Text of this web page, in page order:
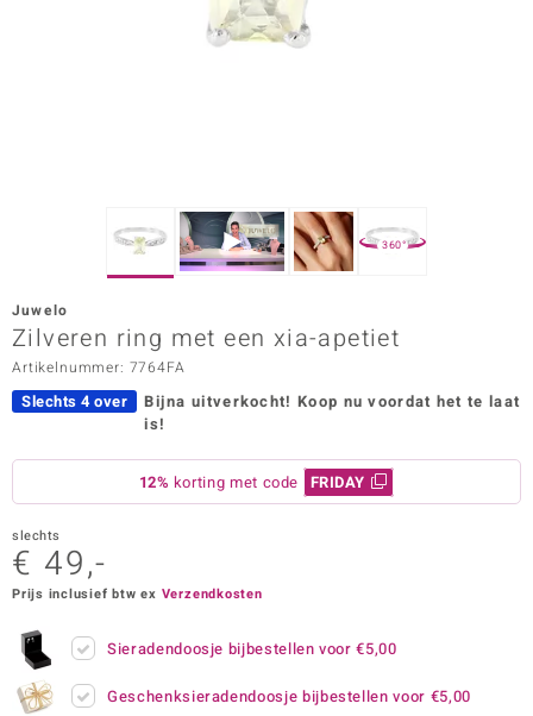
Vogue
in Italy
Paraíso
360°
Juwelo
Zilveren ring met een xia-apetiet
Artikelnummer: 7764FA
Slechts 4 over Bijna uitverkocht! Koop nu voordat het te laat
is!
12% korting met code FRIDAY
slechts
€ 49,-
Prijs inclusief btw ex Verzendkosten
Sieradendoosje bijbestellen voor€5,00
Geschenksieradendoosje bijbestellen voor €5,00